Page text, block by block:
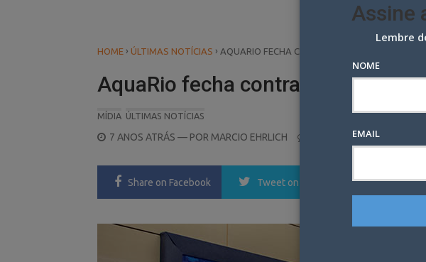
HOME › ÚLTIMAS NOTÍCIAS › AQUARIO FECHA CONTRATO ANUAL COM A
AquaRio fecha contrato anual
MÍDIA ÚLTIMAS NOTÍCIAS
POSTED
7 ANOS ATRÁS — POR MARCIO EHRLICH
Share on Facebook Tweet on Twitter Google+
Assine
Lembre
NOME
EMAIL